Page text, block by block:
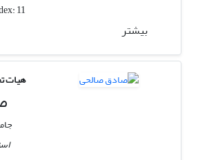
11
بیشتر
هیات